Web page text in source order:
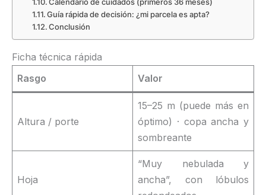
Guía rápida de decisión: ¿mi parcela es apta?
Conclusión
Ficha técnica rápida
Rasgo
Valor
Altura / porte
15–25 m (puede más en
óptimo) · copa ancha y
sombreante
Hoja
“Muy nebulada y
ancha”, con lóbulos